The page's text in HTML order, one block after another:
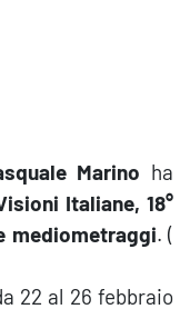
Marino ha
Italiane, 18°
mediometraggi. (
22 al 26 febbraio